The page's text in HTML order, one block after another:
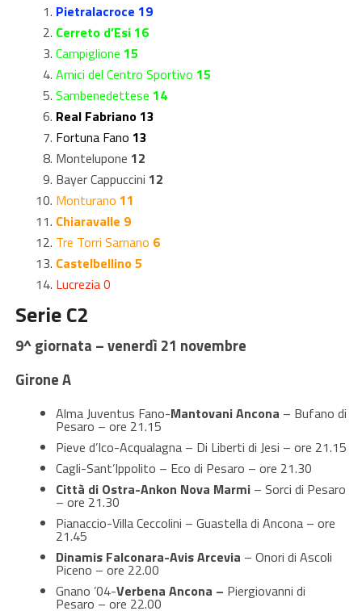
Pietralacroce 19
Cerreto d’Esi 16
Campiglione 15
Amici del Centro Sportivo 15
Sambenedettese 14
Real Fabriano 13
Fortuna Fano 13
Montelupone 12
Bayer Cappuccini 12
Monturano 11
Chiaravalle 9
Tre Torri Sarnano 6
Castelbellino 5
Lucrezia 0
Serie C2
9^ giornata – venerdì 21 novembre
Girone A
Alma Juventus Fano-Mantovani Ancona – Bufano di
Pesaro – ore 21.15
Pieve d’Ico-Acqualagna – Di Liberti di Jesi – ore 21.15
Cagli-Sant’Ippolito – Eco di Pesaro – ore 21.30
Città di Ostra-Ankon Nova Marmi– Sorci di Pesaro
– ore 21.30
Pianaccio-Villa Ceccolini – Guastella di Ancona – ore
21.45
Dinamis Falconara-Avis Arcevia – Onori di Ascoli
Piceno – ore 22.00
Gnano ’04-Verbena Ancona – Piergiovanni di
Pesaro – ore 22.00